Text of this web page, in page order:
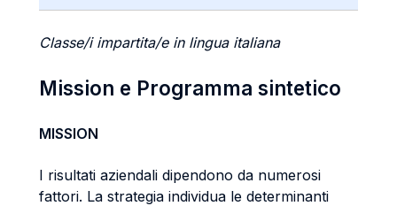
Classe/i impartita/e in lingua italiana
Mission e Programma sintetico
MISSION
I risultati aziendali dipendono da numerosi
fattori. La strategia individua le determinanti